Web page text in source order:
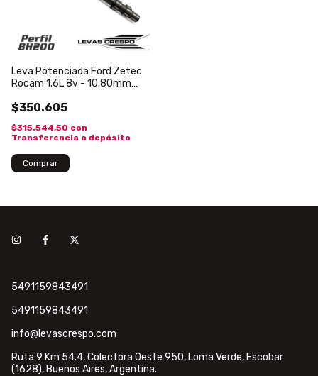
Leva Potenciada Ford Zetec
Rocam 1.6L 8v - 10.80mm
$350.605
$315.544,50 con
Transferencia o depósito
5491159843491
5491159843491
info@levascrespo.com
Ruta 9 Km 54.4, Colectora Oeste 950, Loma Verde, Escobar
(1628), Buenos Aires, Argentina.